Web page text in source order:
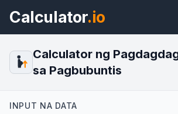
Calculator.io
Calculator ng
sa Pagbubuntis
INPUT NA DATA